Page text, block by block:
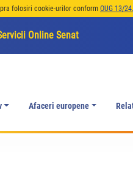
folosiri cookie-urilor conform OUG 13/
Online Senat
Afaceri europene